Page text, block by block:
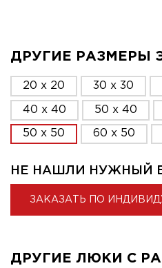
ДРУГИЕ РАЗМЕРЫ
20 x 20 30 x 30
40 x 40 50 x 40
50 x 50 60 x 50
НЕ НАШЛИ НУЖНЫЙ
ЗАКАЗАТЬ ПО
ДРУГИЕ ЛЮКИ С